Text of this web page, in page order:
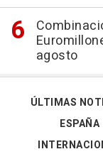
agosto
ÚLTIMAS
ESPAÑA